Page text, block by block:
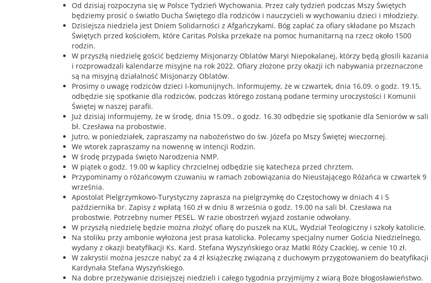
Od dzisiaj rozpoczyna się w Polsce Tydzień Wychowania. Przez cały tydzień podczas Mszy Świętych
będziemy prosić o światło Ducha Świętego dla rodziców i nauczycieli w wychowaniu dzieci i młodzieży.
Dzisiejsza niedziela jest Dniem Solidarności z Afgańczykami. Bóg zapłać za ofiary składane po Mszach
Świętych przed kościołem, które Caritas Polska przekaże na pomoc humanitarną na rzecz około 1500
rodzin.
W przyszłą niedzielę gościć będziemy Misjonarzy Oblatów Maryi Niepokalanej, którzy będą głosili kazania
i rozprowadzali kalendarze misyjne na rok 2022. Ofiary złożone przy okazji ich nabywania przeznaczone
są na misyjną działalność Misjonarzy Oblatów.
Prosimy o uwagę rodziców dzieci I-komunijnych. Informujemy, że w czwartek, dnia 16.09. o godz. 19.15,
odbędzie się spotkanie dla rodziców, podczas którego zostaną podane terminy uroczystości I Komunii
Świętej w naszej parafii.
Już dzisiaj informujemy, że w środę, dnia 15.09., o godz. 16.30 odbędzie się spotkanie dla Seniorów w sali
bł. Czesława na probostwie.
Jutro, w poniedziałek, zapraszamy na nabożeństwo do św. Józefa po Mszy Świętej wieczornej.
We wtorek zapraszamy na nowennę w intencji Rodzin.
W środę przypada święto Narodzenia NMP.
W piątek o godz. 19.00 w kaplicy chrzcielnej odbędzie się katecheza przed chrztem.
Przypominamy o różańcowym czuwaniu w ramach zobowiązania do Nieustającego Różańca w czwartek 9
września.
Apostolat Pielgrzymkowo-Turystyczny zaprasza na pielgrzymkę do Częstochowy w dniach 4 i 5
października br. Zapisy z wpłatą 160 zł w dniu 8 września o godz. 19.00 na sali bł. Czesława na
probostwie. Potrzebny numer PESEL. W razie obostrzeń wyjazd zostanie odwołany.
W przyszłą niedzielę będzie można złożyć ofiarę do puszek na KUL, Wydział Teologiczny i szkoły katolicie.
Na stoliku przy ambonie wyłożona jest prasa katolicka. Polecamy specjalny numer Gościa Niedzielnego,
wydany z okazji beatyfikacji Ks. Kard. Stefana Wyszyńskiego oraz Matki Róży Czackiej, w cenie 10 zł.
W zakrystii można jeszcze nabyć za 4 zł książeczkę związaną z duchowym przygotowaniem do beatyfikacji
Kardynała Stefana Wyszyńskiego.
Na dobre przeżywanie dzisiejszej niedzieli i całego tygodnia przyjmijmy z wiarą Boże błogosławieństwo.